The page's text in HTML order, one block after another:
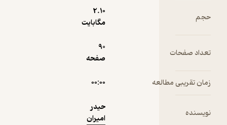
آشنایی با
مذاکره
حجم
2.۱۰
مگابایت
تعداد صفحات
صفحه
زمان تقریبی مطالعه ۰۰:۰۰
نویسنده
حیدر
امیران